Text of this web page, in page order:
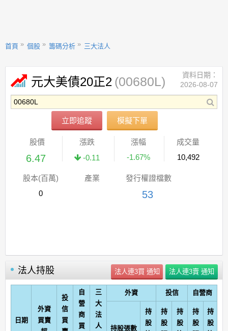
首頁 個股 籌碼分析 三大法人
元大美債20正2 (00680L)
立即追蹤 模擬下單
資料日期：
2026-08-07
股價
6.47
漲跌
-0.11
漲幅
-1.67%
成交量
10,492
股本(百萬)
0
產業 發行權證檔數
53
法人持股
日期
外資
買賣
投
信
買
自
營
商
買
三
大
法
人
外資 投信 自營商
持股張數
持
股
持
股
持
股
持
股
持
股